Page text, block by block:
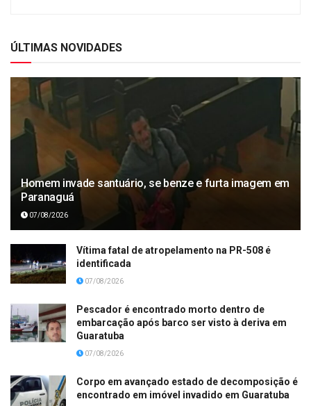
ÚLTIMAS NOVIDADES
Homem invade santuário, se benze e furta imagem em
Paranaguá
07/08/2026
Vítima fatal de atropelamento na PR-508 é
identificada
07/08/2026
Pescador é encontrado morto dentro de
embarcação após barco ser visto à deriva em
Guaratuba
07/08/2026
Corpo em avançado estado de decomposição é
encontrado em imóvel invadido em Guaratuba